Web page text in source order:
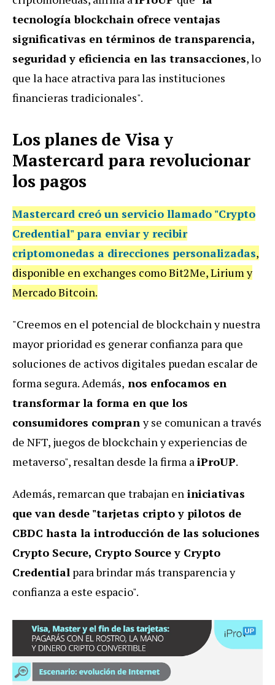
tecnología blockchain ofrece ventajas
significativas en términos de transparencia,
seguridad y eficiencia en las transacciones, lo
que la hace atractiva para las instituciones
financieras tradicionales".
Los planes de Visa y
Mastercard para revolucionar
los pagos
Mastercard creó un servicio llamado "Crypto
Credential" para enviar y recibir
criptomonedas a direcciones personalizadas,
disponible en exchanges como Bit2Me, Lirium y
Mercado Bitcoin.
"Creemos en el potencial de blockchain y nuestra
mayor prioridad es generar confianza para que
soluciones de activos digitales puedan escalar de
forma segura. Además, nos enfocamos en
transformar la forma en que los
consumidores comprany se comunican a través
de NFT, juegos de blockchain y experiencias de
metaverso", resaltan desde la firma aiProUP.
Además, remarcan que trabajan en iniciativas
que van desde "tarjetas cripto y pilotos de
CBDC hasta la introducción de las soluciones
Crypto Secure, Crypto Source y Crypto
Credential para brindar más transparencia y
confianza a este espacio".